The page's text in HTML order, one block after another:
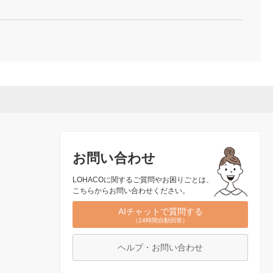
お問い合わせ
LOHACOに関するご質問やお困りごとは、
こちらからお問い合わせください。
AIチャットで質問する
（24時間自動回答）
ヘルプ・お問い合わせ